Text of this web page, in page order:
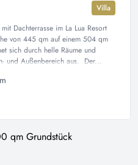
Villa
Dachterrasse im La Lua Resort
von 445 qm auf einem 504 qm
sich durch helle Räume und
und Außenbereich aus. Der...